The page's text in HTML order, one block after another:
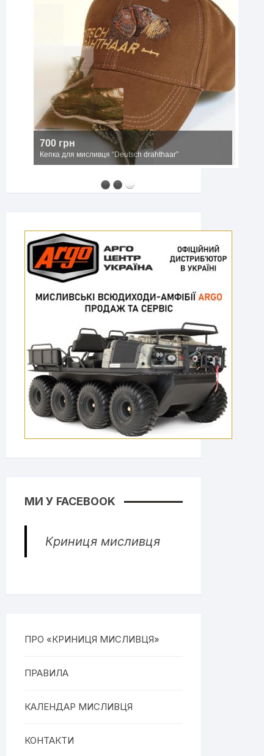
700 грн
Кепка для мисливця “Deutsch drahthaar”
МИ У FACEBOOK
Криниця мисливця
ПРО «КРИНИЦЯ МИСЛИВЦЯ»
ПРАВИЛА
КАЛЕНДАР МИСЛИВЦЯ
КОНТАКТИ